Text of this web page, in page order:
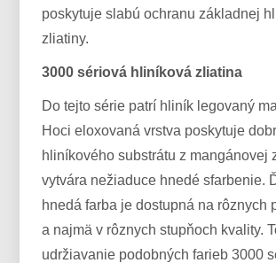
poskytuje slabú ochranu základnej
zliatiny.
3000 sériová hliníková zliatina
Do tejto série patrí hliník legovaný
Hoci eloxovaná vrstva poskytuje
hliníkového substrátu z mangánovej
vytvára nežiaduce hnedé sfarbenie.
hnedá farba je dostupná na rôznych
a najmä v rôznych stupňoch kvality.
udržiavanie podobných farieb 3000